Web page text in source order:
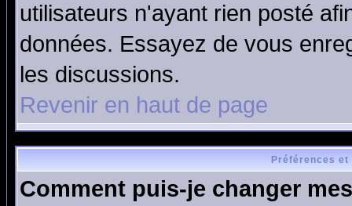
utilisateurs n'ayant rien posté
données. Essayez de vous
les discussions.
Revenir en haut de page
Préférences
Comment puis-je changer